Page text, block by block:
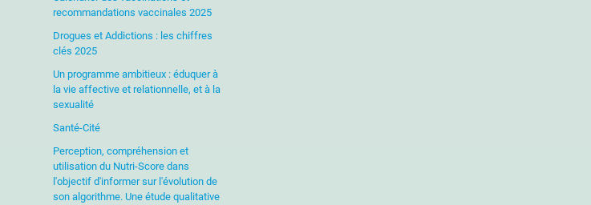
recommandations vaccinales 2025
Drogues et Addictions : les chiffres
clés 2025
Un programme ambitieux : éduquer à
la vie affective et relationnelle, et à la
sexualité
Santé-Cité
Perception, compréhension et
utilisation du Nutri-Score dans
l'objectif d'informer sur l'évolution de
son algorithme. Une étude qualitative